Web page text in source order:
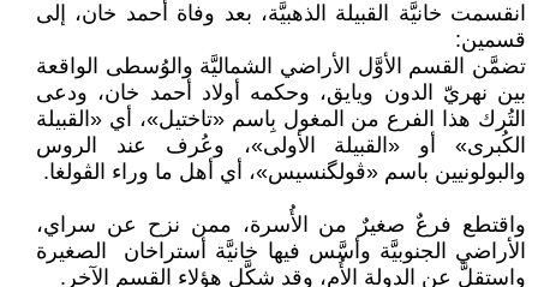
انقسمت خانيَّة القبيلة الذهبيَّة، بعد وفاة أحمد خان، إلى
قسمين:
تضمَّن القسم الأوَّل الأراضي الشماليَّة والوُسطى الواقعة
بين نهريّ الدون ويايق، وحكمه أولاد أحمد خان، ودعى
التُرك هذا الفرع من المغول بِاسم «تاختيل»، أي «القبيلة
الكُبرى» أو «القبيلة الأولى»، وعُرف عند الروس
والبولونيين باسم «ڤولگنسيس»، أي أهل ما وراء الڤولغا.
واقتطع فرعٌ صغيرٌ من الأُسرة، ممن نزح عن سراي،
الأراضي الجنوبيَّة وأسَّس فيها خانيَّة أستراخان الصغيرة
واستقلَّ عن الدولة الأُم، وقد شكَّل هؤلاء القسم الآخر.